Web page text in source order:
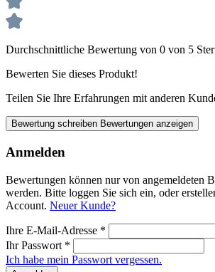
Durchschnittliche Bewertung von 0 von 5
Bewerten Sie dieses Produkt!
Teilen Sie Ihre Erfahrungen mit anderen
Bewertung schreiben Bewertungen anzeigen
Anmelden
Bewertungen können nur von angemeldeten
werden. Bitte loggen Sie sich ein, oder
Account. Neuer Kunde?
Ihre E-Mail-Adresse *
Ihr Passwort *
Ich habe mein Passwort vergessen.